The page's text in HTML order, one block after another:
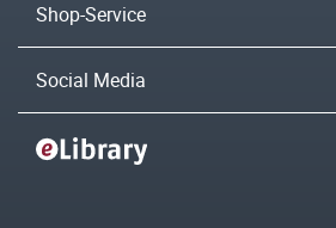
Shop-Service
Social Media